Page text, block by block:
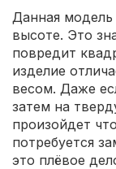
Данная модель
высоте. Это
повредит
изделие
весом. Даже
затем на
произойдет
потребуется
это плёвое